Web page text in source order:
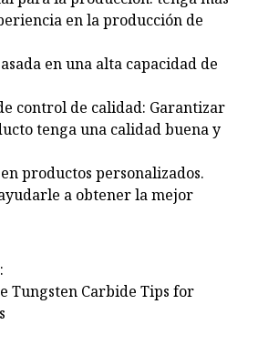
en la producción de
en una alta capacidad de
control de calidad: Garantizar
tenga una calidad buena y
productos personalizados.
a obtener la mejor